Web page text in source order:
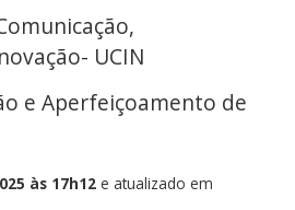
UCIN
e Aperfeiçoamento de
às 17h12e atualizado em